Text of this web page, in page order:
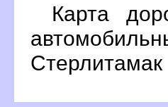
Карта
Стерлитамак